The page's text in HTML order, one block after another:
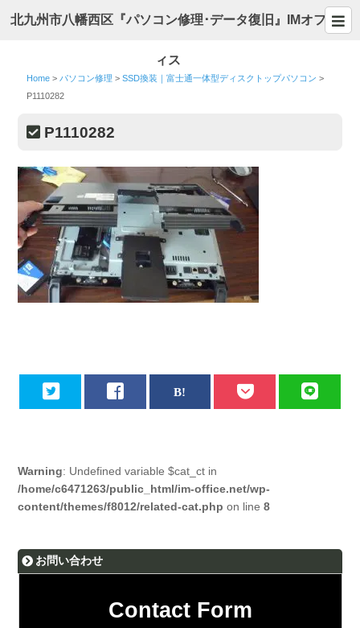
北九州市八幡西区『パソコン修理･データ復旧』IMオフ
ィス
Home > パソコン修理 >SSD換装｜富士通一体型ディスクトップパソコン >
P1110282
P1110282
Warning: Undefined variable $cat_ct in
/home/c6471263/public_html/im-office.net/wp-
content/themes/f8012/related-cat.php on line8
お問い合わせ
Contact Form